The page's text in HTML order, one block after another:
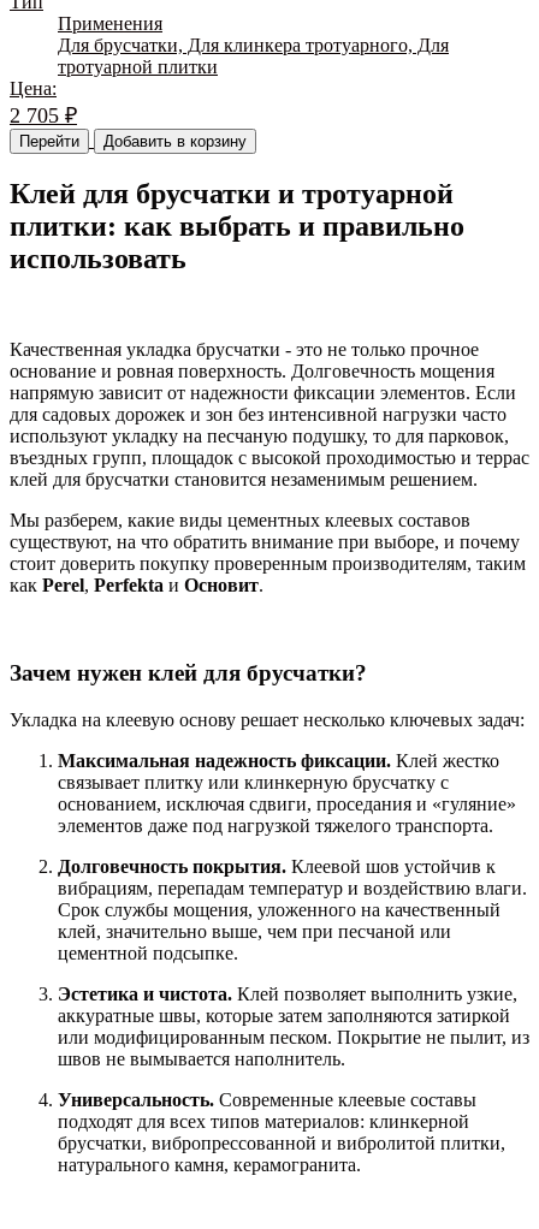
Применения
Для брусчатки, Для клинкера тротуарного, Для
тротуарной плитки
Цена:
2 705 ₽
Перейти Добавить в корзину
Клей для брусчатки и тротуарной
плитки: как выбрать и правильно
использовать
Качественная укладка брусчатки - это не только прочное
основание и ровная поверхность. Долговечность мощения
напрямую зависит от надежности фиксации элементов. Если
для садовых дорожек и зон без интенсивной нагрузки часто
используют укладку на песчаную подушку, то для парковок,
въездных групп, площадок с высокой проходимостью и террас
клей для брусчатки становится незаменимым решением.
Мы разберем, какие виды цементных клеевых составов
существуют, на что обратить внимание при выборе, и почему
стоит доверить покупку проверенным производителям, таким
как Perel, Perfekta и Основит.
Зачем нужен клей для брусчатки?
Укладка на клеевую основу решает несколько ключевых задач:
Максимальная надежность фиксации. Клей жестко
связывает плитку или клинкерную брусчатку с
основанием, исключая сдвиги, проседания и «гуляние»
элементов даже под нагрузкой тяжелого транспорта.
Долговечность покрытия. Клеевой шов устойчив к
вибрациям, перепадам температур и воздействию влаги.
Срок службы мощения, уложенного на качественный
клей, значительно выше, чем при песчаной или
цементной подсыпке.
Эстетика и чистота. Клей позволяет выполнить узкие,
аккуратные швы, которые затем заполняются затиркой
или модифицированным песком. Покрытие не пылит, из
швов не вымывается наполнитель.
Универсальность. Современные клеевые составы
подходят для всех типов материалов: клинкерной
брусчатки, вибропрессованной и вибролитой плитки,
натурального камня, керамогранита.